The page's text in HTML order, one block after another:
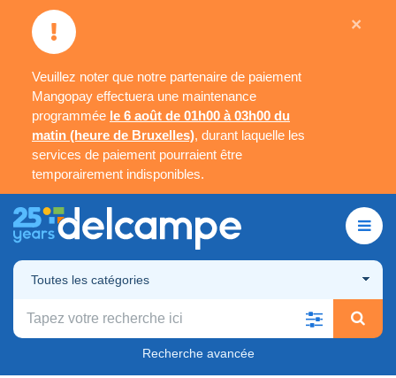
Veuillez noter que notre partenaire de paiement
Mangopay effectuera une maintenance
programmée le 6 août de 01h00 à 03h00 du
matin (heure de Bruxelles), durant laquelle les
services de paiement pourraient être
temporairement indisponibles.
×
Toutes les catégories
Recherche avancée